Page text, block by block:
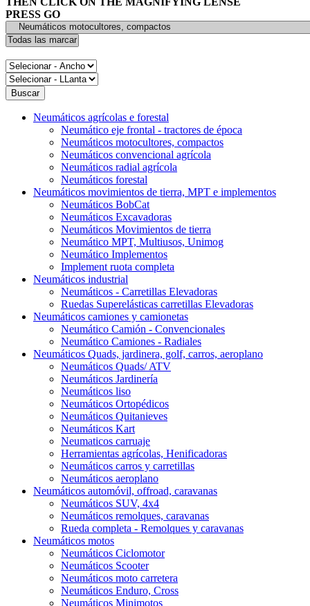
PRESS GO
Neumáticos agrícolas e forestal
Neumático eje frontal - tractores de época
Neumáticos motocultores, compactos
Neumáticos convencional agrícola
Neumáticos radial agrícola
Neumáticos forestal
Neumáticos movimientos de tierra, MPT e implementos
Neumáticos BobCat
Neumáticos Excavadoras
Neumáticos Movimientos de tierra
Neumático MPT, Multiusos, Unimog
Neumático Implementos
Implement ruota completa
Neumáticos industrial
Neumáticos - Carretillas Elevadoras
Ruedas Superelásticas carretillas Elevadoras
Neumáticos camiones y camionetas
Neumático Camión - Convencionales
Neumático Camiones - Radiales
Neumáticos Quads, jardinera, golf, carros, aeroplano
Neumáticos Quads/ ATV
Neumáticos Jardinería
Neumáticos liso
Neumáticos Ortopédicos
Neumáticos Quitanieves
Neumáticos Kart
Neumaticos carruaje
Herramientas agrícolas, Henificadoras
Neumáticos carros y carretillas
Neumáticos aeroplano
Neumáticos automóvil, offroad, caravanas
Neumáticos SUV, 4x4
Neumáticos remolques, caravanas
Rueda completa - Remolques y caravanas
Neumáticos motos
Neumáticos Ciclomotor
Neumáticos Scooter
Neumáticos moto carretera
Neumáticos Enduro, Cross
Neumáticos Minimotos